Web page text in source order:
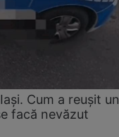
Cum a reușit un
facă nevăzut